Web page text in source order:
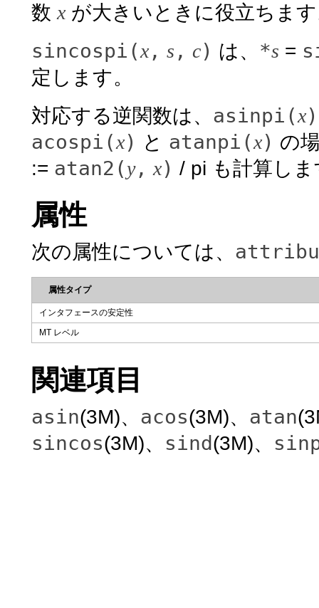
数 xが大きいときに役立ちま
sincospi(x, s , c) は、 *s =
定します。
対応する逆関数は、 asinpi(x)
acospi(x) と atanpi(x) の
:= atan2(y, x) / pi も計算しま
属性
次の属性については、
属性タイプ
インタフェースの安定性
MT レベル
関連項目
asin(3M)、 acos(3M)、 atan
sincos(3M)、 sind(3M)、